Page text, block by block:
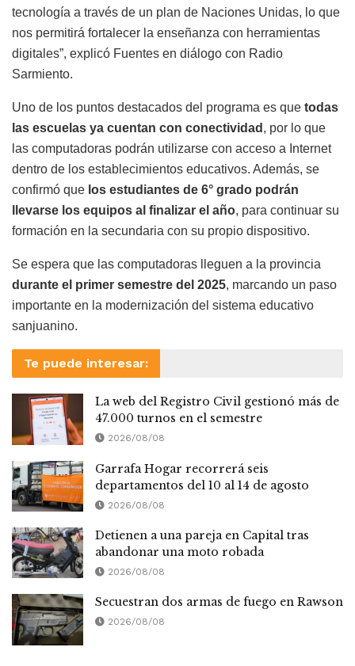
tecnología a través de un plan de Naciones Unidas, lo que
nos permitirá fortalecer la enseñanza con herramientas
digitales”, explicó Fuentes en diálogo con Radio
Sarmiento.
Uno de los puntos destacados del programa es que todas
las escuelas ya cuentan con conectividad , por lo que
las computadoras podrán utilizarse con acceso a Internet
dentro de los establecimientos educativos. Además, se
confirmó que los estudiantes de 6° grado podrán
llevarse los equipos al finalizar el año, para continuar su
formación en la secundaria con su propio dispositivo.
Se espera que las computadoras lleguen a la provincia
durante el primer semestre del 2025, marcando un paso
importante en la modernización del sistema educativo
sanjuanino.
Te puede interesar:
La web del Registro Civil gestionó más de
47.000 turnos en el semestre
2026/08/08
Garrafa Hogar recorrerá seis
departamentos del 10 al 14 de agosto
2026/08/08
Detienen a una pareja en Capital tras
abandonar una moto robada
2026/08/08
Secuestran dos armas de fuego en Rawson
2026/08/08